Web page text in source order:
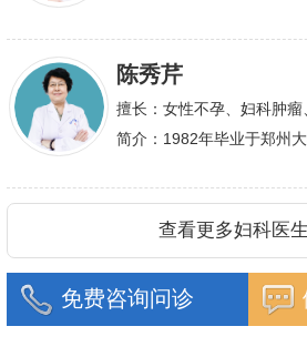
陈秀芹
擅长：女性不孕、妇科肿
异位症、多囊卵巢等疾病
简介：1982年毕业于郑州
查看更多妇科医生
免费咨询问诊